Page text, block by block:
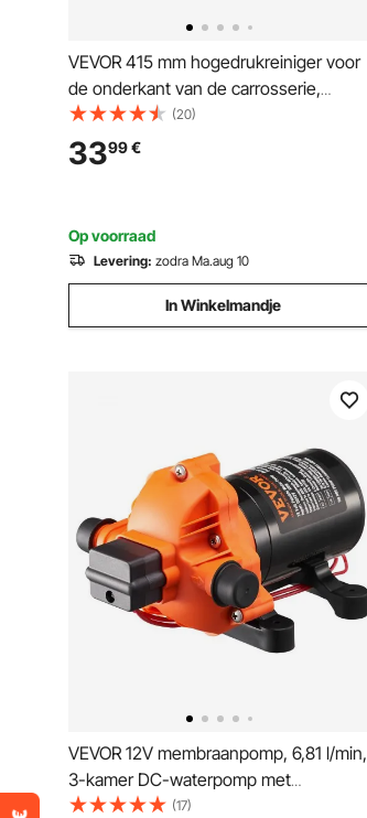
VEVOR 415 mm hogedrukreiniger voor
de onderkant van de carrosserie,
roestvrijstalen oppervlaktereiniger, 4000
PSI max., hoekverstelling, 4
sproeikoppen, 2 verlengde staven voor
(20)
3399€
Op voorraad
Levering: zodra Ma.aug 10
In Winkelmandje
VEVOR 12V membraanpomp, 6,81 l/min,
3-kamer DC-waterpomp met
automatische drukschakelaar, 40-100
(17)